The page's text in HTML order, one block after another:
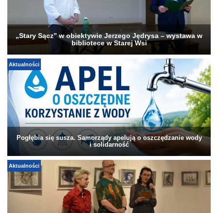
„Stary Sącz” w obiektywie Jerzego Jędrysa – wystawa w
bibliotece w Starej Wsi
Aktualności
Pogłębia się susza. Samorządy apelują o oszczędzanie wody
i solidarność
Aktualności